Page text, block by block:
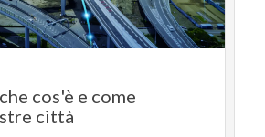
cos'è e come
città